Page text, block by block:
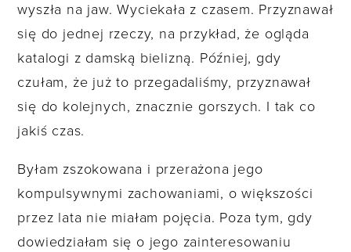
wyszła na jaw. Wyciekała z czasem. Przyznawał
się do jednej rzeczy, na przykład, że ogląda
katalogi z damską bielizną. Później, gdy
czułam, że już to przegadaliśmy, przyznawał
się do kolejnych, znacznie gorszych. I tak co
jakiś czas.
Byłam zszokowana i przerażona jego
kompulsywnymi zachowaniami, o większości
przez lata nie miałam pojęcia. Poza tym, gdy
dowiedziałam się o jego zainteresowaniu